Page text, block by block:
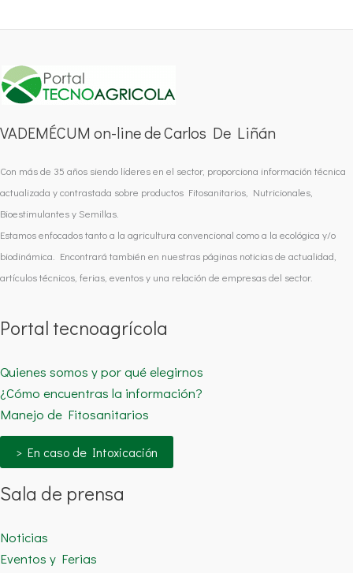
VADEMÉCUM on-line de Carlos De Liñán
Con más de 35 años siendo líderes en el sector, proporciona información técnica
actualizada y contrastada sobre productos Fitosanitarios, Nutricionales,
Bioestimulantes y Semillas.
Estamos enfocados tanto a la agricultura convencional como a la ecológica y/o
biodinámica. Encontrará también en nuestras páginas noticias de actualidad,
artículos técnicos, ferias, eventos y una relación de empresas del sector.
Portal tecnoagrícola
Quienes somos y por qué elegirnos
¿Cómo encuentras la información?
Manejo de Fitosanitarios
> En caso de Intoxicación
Sala de prensa
Noticias
Eventos y Ferias